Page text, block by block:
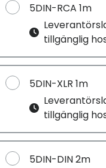
5DIN-RCA 1m
tillgänglig
5DIN-XLR 1m
tillgänglig
5DIN-DIN 2m